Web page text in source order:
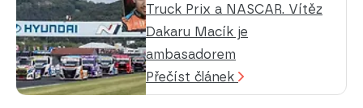
Truck Prix a NASCAR. Vítěz
Dakaru Macík je
ambasadorem
Přečíst článek